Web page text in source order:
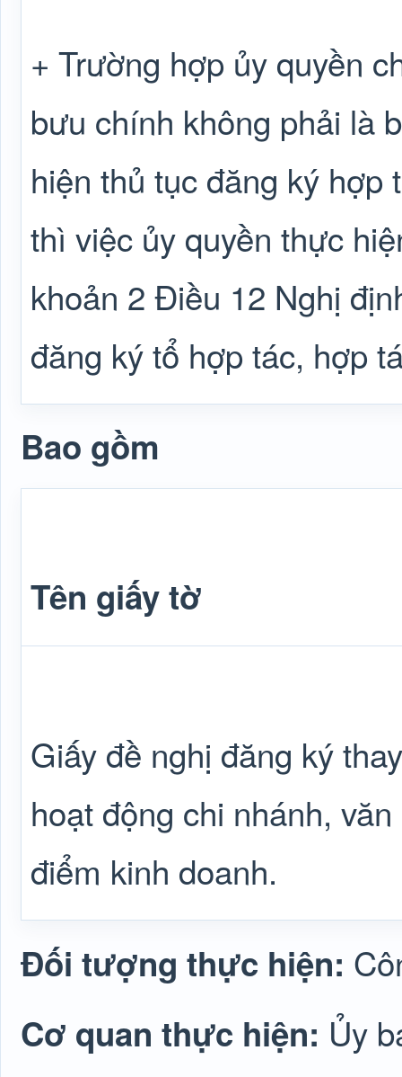
+ Trường hợp ủy quyền
bưu chính không phải là
hiện thủ tục đăng ký hợp
thì việc ủy quyền thực
khoản 2 Điều 12 Nghị
đăng ký tổ hợp tác, hợp
Bao gồm
Tên giấy tờ
Giấy đề nghị đăng ký
hoạt động chi nhánh,
điểm kinh doanh.
Đối tượng thực hiện:
Cơ quan thực hiện: Ủy